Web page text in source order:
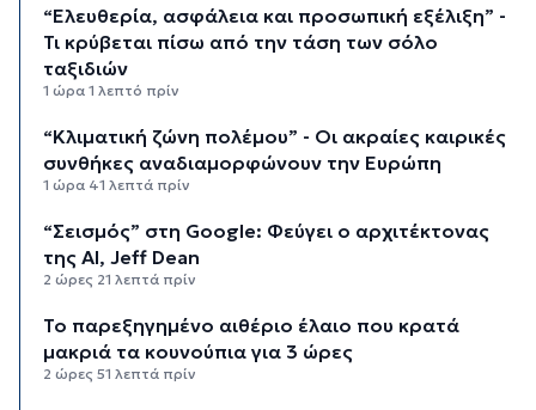
“Ελευθερία, ασφάλεια και προσωπική εξέλιξη” -
Τι κρύβεται πίσω από την τάση των σόλο
ταξιδιών
1 ώρα 1 λεπτό πρίν
“Κλιματική ζώνη πολέμου” - Οι ακραίες καιρικές
συνθήκες αναδιαμορφώνουν την Ευρώπη
1 ώρα 41 λεπτά πρίν
“Σεισμός” στη Google: Φεύγει ο αρχιτέκτονας
της AI, Jeff Dean
2 ώρες 21 λεπτά πρίν
Το παρεξηγημένο αιθέριο έλαιο που κρατά
μακριά τα κουνούπια για 3 ώρες
2 ώρες 51 λεπτά πρίν